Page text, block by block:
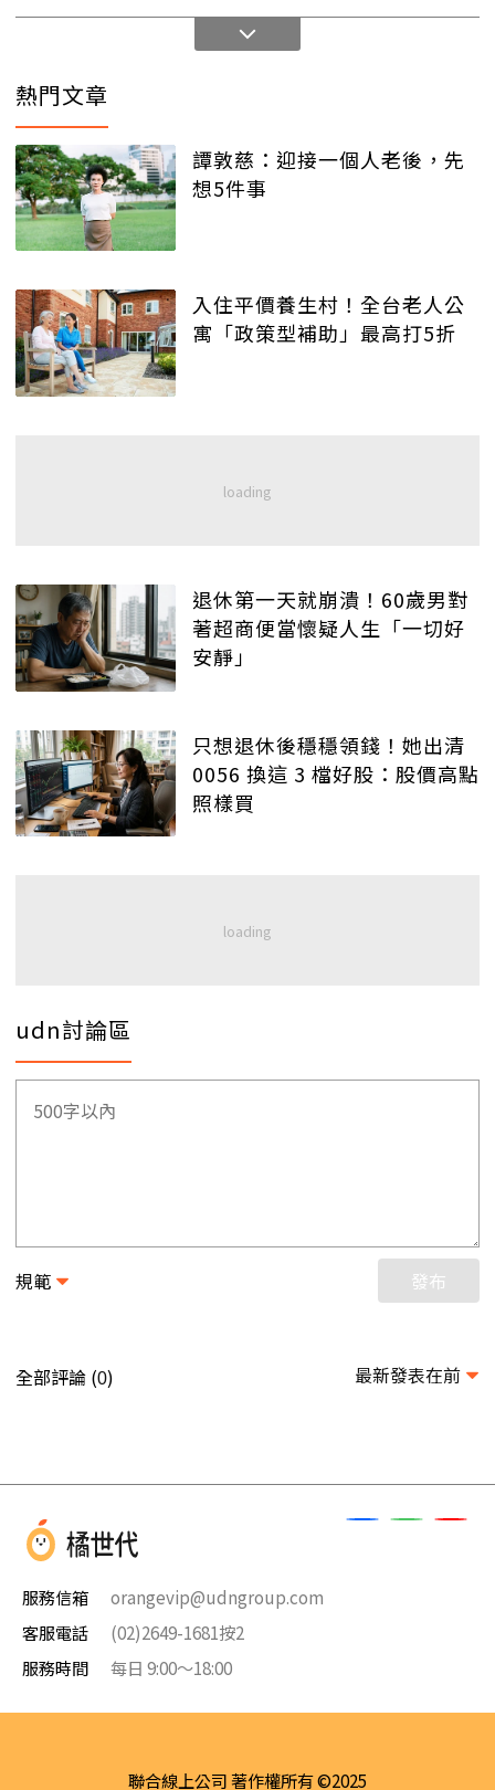
熱門文章
譚敦慈：迎接一個人老後，先
想5件事
入住平價養生村！全台老人公
寓「政策型補助」最高打5折
退休第一天就崩潰！60歲男對
著超商便當懷疑人生「一切好
安靜」
只想退休後穩穩領錢！她出清
0056 換這 3 檔好股：股價高點
照樣買
udn討論區
規範 發布
全部評論 (0) 最新發表在前
服務信箱
orangevip@udngroup.com
客服電話
(02)2649-1681按2
服務時間
每日 9:00～18:00
聯合線上公司 著作權所有 ©2025